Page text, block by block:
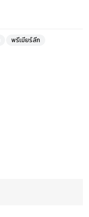
พรีเมียร์ลีก